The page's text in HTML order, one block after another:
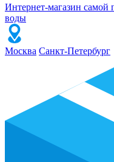
Интернет-магазин самой
воды
Москва Санкт-Петербург